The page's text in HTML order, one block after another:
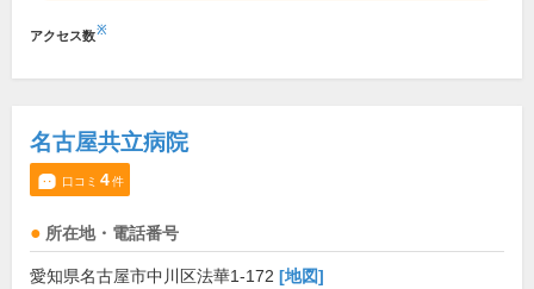
アクセス数※
名古屋共立病院
口コミ 4件
所在地・電話番号
愛知県名古屋市中川区法華1-172 [地図]